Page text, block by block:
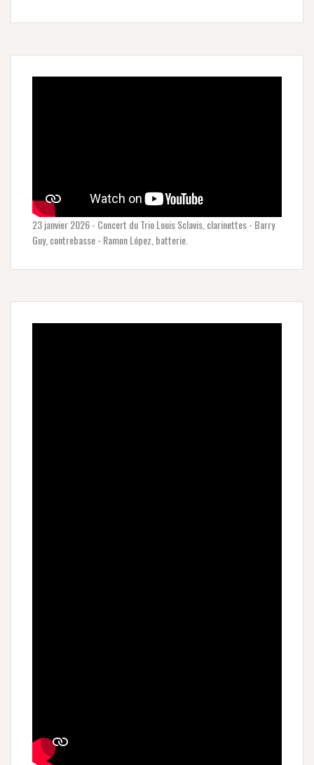
23 janvier 2026 - Concert du Trio Louis Sclavis, clarinettes - Barry
Guy, contrebasse - Ramon López, batterie.